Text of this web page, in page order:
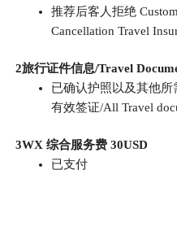
推荐后客人拒绝
Cancellation Travel
2旅行证件信息/Travel
已确认护照以及其他
有效签证/All Travel
3WX 综合服务费 30USD
已支付